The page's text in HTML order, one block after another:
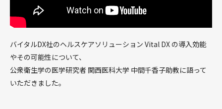
バイタルDX社のヘルスケアソリューション Vital DX の導入効能
やその可能性について、
公衆衛生学の医学研究者 関西医科大学 中間千香子助教に語って
いただきました。